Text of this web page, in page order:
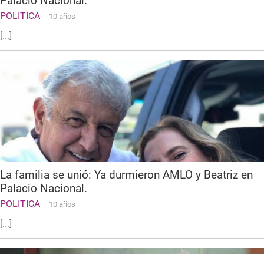
POLITICA 10 años
[...]
La familia se unió: Ya durmieron AMLO y Beatriz en
Palacio Nacional.
POLITICA 10 años
[...]